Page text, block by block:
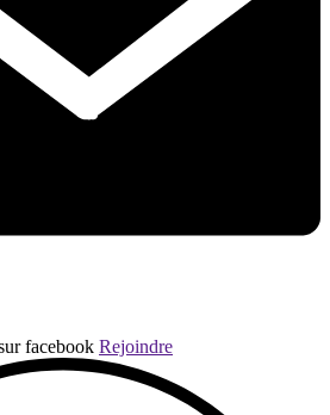
facebook Rejoindre